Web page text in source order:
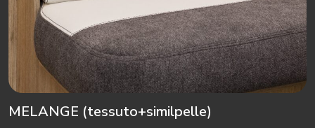
MELANGE (tessuto+similpelle)